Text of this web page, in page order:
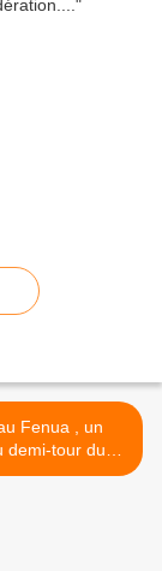
Fenua , un
demi-tour du
monde >